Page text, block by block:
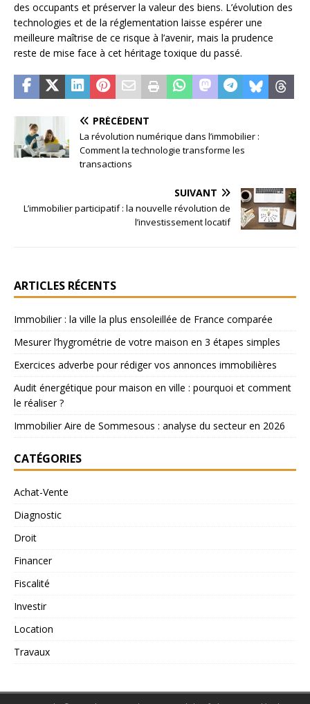
des occupants et préserver la valeur des biens. L’évolution des
technologies et de la réglementation laisse espérer une
meilleure maîtrise de ce risque à l’avenir, mais la prudence
reste de mise face à cet héritage toxique du passé.
PRÉCÉDENT
La révolution numérique dans l’immobilier :
Comment la technologie transforme les
transactions
SUIVANT
L’immobilier participatif : la nouvelle révolution de
l’investissement locatif
ARTICLES RÉCENTS
Immobilier : la ville la plus ensoleillée de France comparée
Mesurer l’hygrométrie de votre maison en 3 étapes simples
Exercices adverbe pour rédiger vos annonces immobilières
Audit énergétique pour maison en ville : pourquoi et comment
le réaliser ?
Immobilier Aire de Sommesous : analyse du secteur en 2026
CATÉGORIES
Achat-Vente
Diagnostic
Droit
Financer
Fiscalité
Investir
Location
Travaux